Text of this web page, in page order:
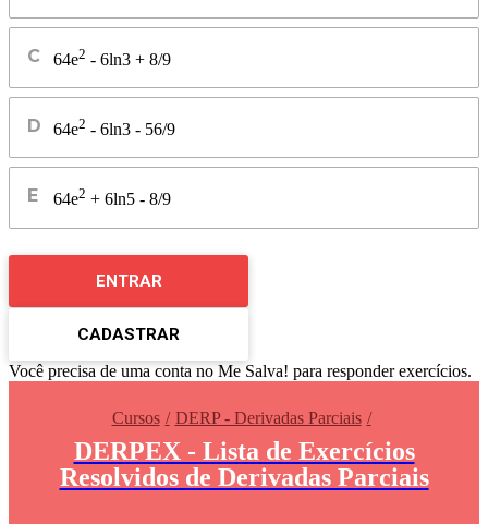
64e2 - 6ln3 + 8/9
64e2 - 6ln3 - 56/9
64e2 + 6ln5 - 8/9
ENTRAR
CADASTRAR
Você precisa de uma conta no Me Salva! para responder exercícios.
Cursos DERP - Derivadas Parciais
DERPEX - Lista de Exercícios
Resolvidos de Derivadas Parciais